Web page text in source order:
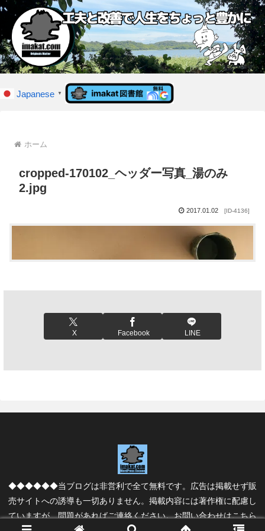
Japanese ▼
ホーム
cropped-170102_ヘッダー写真_湯のみ
2.jpg
2017.01.02 [ID-4136]
X Facebook LINE
◆◆◆◆◆◆当ブログは非営利で全て無料です。広告は掲載せず販
売サイトへの誘導も一切ありません。掲載内容には著作権に配慮し
ていますが、問題があればご連絡ください。お問い合わせはこちら